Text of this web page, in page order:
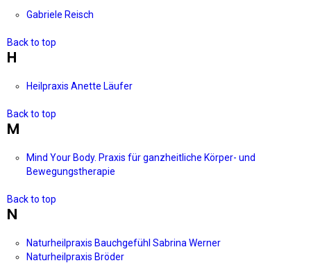
Gabriele Reisch
Back to top
H
Heilpraxis Anette Läufer
Back to top
M
Mind Your Body. Praxis für ganzheitliche Körper- und
Bewegungstherapie
Back to top
N
Naturheilpraxis Bauchgefühl Sabrina Werner
Naturheilpraxis Bröder